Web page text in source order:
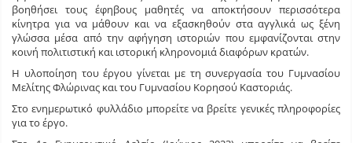
βοηθήσει τους έφηβους μαθητές να αποκτήσουν περισσότερα
κίνητρα για να μάθουν και να εξασκηθούν στα αγγλικά ως ξένη
γλώσσα μέσα από την αφήγηση ιστοριών που εμφανίζονται στην
κοινή πολιτιστική και ιστορική κληρονομιά διαφόρων κρατών.
Η υλοποίηση του έργου γίνεται με τη συνεργασία του Γυμνασίου
Μελίτης Φλώρινας και του Γυμνασίου Κορησού Καστοριάς.
Στο ενημερωτικό φυλλάδιο μπορείτε να βρείτε γενικές πληροφορίες
για το έργο.